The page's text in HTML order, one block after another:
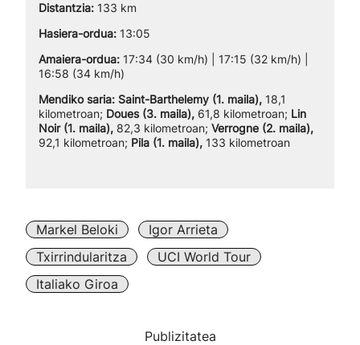
Distantzia: 133 km
Hasiera-ordua: 13:05
Amaiera-ordua: 17:34 (30 km/h) | 17:15 (32 km/h) |
16:58 (34 km/h)
Mendiko saria: Saint-Barthelemy (1. maila), 18,1
kilometroan; Doues (3. maila), 61,8 kilometroan; Lin
Noir (1. maila), 82,3 kilometroan; Verrogne (2. maila),
92,1 kilometroan; Pila (1. maila), 133 kilometroan
Markel Beloki
Igor Arrieta
Txirrindularitza
UCI World Tour
Italiako Giroa
Publizitatea